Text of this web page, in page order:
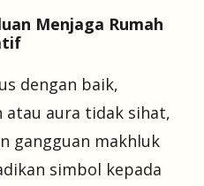
Menjaga Rumah
dengan baik,
aura tidak sihat,
gangguan makhluk
simbol kepada